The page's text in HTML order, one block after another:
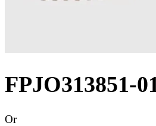
FPJO313851-
Or